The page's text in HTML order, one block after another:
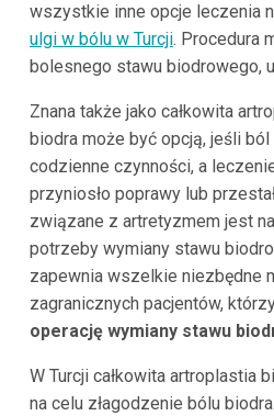
wszystkie inne opcje leczenia
ulgi w bólu w Turcji. Procedura
bolesnego stawu biodrowego,
Znana także jako całkowita
biodra może być opcją, jeśli ból
codzienne czynności, a
przyniosło poprawy lub
związane z artretyzmem jest
potrzeby wymiany stawu
zapewnia wszelkie niezbędne
zagranicznych pacjentów,
operację wymiany stawu
W Turcji całkowita artroplastia
na celu złagodzenie bólu